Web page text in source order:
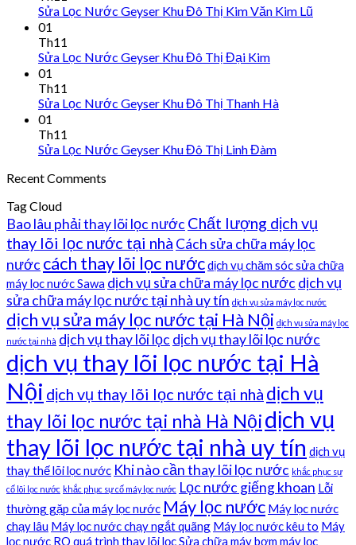
Sửa Lọc Nước Geyser Khu Đô Thị Kim Văn Kim Lũ
01
Th11
Sửa Lọc Nước Geyser Khu Đô Thị Đại Kim
01
Th11
Sửa Lọc Nước Geyser Khu Đô Thị Thanh Hà
01
Th11
Sửa Lọc Nước Geyser Khu Đô Thị Linh Đàm
Recent Comments
Tag Cloud
Bao lâu phải thay lõi lọc nước Chất lượng dịch vụ
thay lõi lọc nước tại nhà Cách sửa chữa máy lọc
nước cách thay lõi lọc nướcdịch vụ chăm sóc sửa chữa
máy lọc nước Sawa dịch vụ sửa chữa máy lọc nước dịch vụ
sửa chữa máy lọc nước tại nhà uy tín dịch vụ sửa máy lọc nước
dịch vụ sửa máy lọc nước tại Hà Nội dịch vụ sửa máy lọc
nước tại nhà dịch vụ thay lõi lọc dịch vụ thay lõi lọc nước
dịch vụ thay lõi lọc nước tại Hà
Nội dịch vụ thay lõi lọc nước tại nhà dịch vụ
thay lõi lọc nước tại nhà Hà Nộidịch vụ
thay lõi lọc nước tại nhà uy tín dịch vụ
thay thế lõi lọc nước Khi nào cần thay lõi lọc nước khắc phục sự
cố lõi lọc nước khắc phục sự cố máy lọc nước Lọc nước giếng khoan Lỗi
thường gặp của máy lọc nước Máy lọc nước Máy lọc nước
chạy lâu Máy lọc nước chạy ngắt quãng Máy lọc nước kêu to Máy
lọc nước RO quá trình thay lõi lọcSửa chữa máy bơm máy lọc